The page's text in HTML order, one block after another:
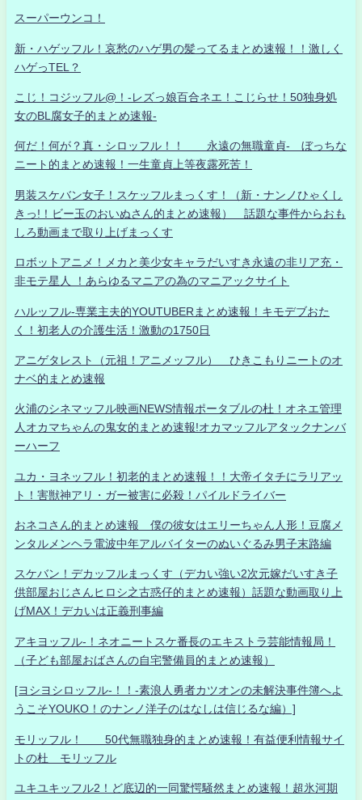
スーパーウンコ！
新・ハゲッフル！哀愁のハゲ男の髪ってるまとめ速報！！激しく
ハゲっTEL？
こじ！コジッフル@！-レズっ娘百合ネエ！こじらせ！50独身処
女のBL腐女子的まとめ速報-
何だ！何が？真・シロッフル！！ 永遠の無職童貞- ぼっちな
ニート的まとめ速報！一生童貞上等夜露死苦！
男装スケバン女子！スケッフルまっくす！（新・ナンノひゃくし
きっ!！ビー玉のおいぬさん的まとめ速報） 話題な事件からおも
しろ動画まで取り上げまっくす
ロボットアニメ！メカと美少女キャラだいすき永遠の非リア充・
非モテ星人 ！あらゆるマニアの為のマニアックサイト
ハルッフル-専業主夫的YOUTUBERまとめ速報！キモデブおた
く！初老人の介護生活！激動の1750日
アニゲタレスト（元祖！アニメッフル） ひきこもりニートのオ
ナベ的まとめ速報
火浦のシネマッフル映画NEWS情報ポータブルの杜！オネエ管理
人オカマちゃんの鬼女的まとめ速報!オカマッフルアタックナンバ
ーハーフ
ユカ・ヨネッフル！初老的まとめ速報！！大帝イタチにラリアッ
ト！害獣神アリ・ガー被害に必殺！パイルドライバー
おネコさん的まとめ速報 僕の彼女はエリーちゃん人形！豆腐メ
ンタルメンヘラ電波中年アルバイターのぬいぐるみ男子末路編
スケバン！デカッフルまっくす（デカい強い2次元嫁だいすき子
供部屋おじさんヒロシ之古惑仔的まとめ速報）話題な動画取り上
げMAX！デカいは正義刑事編
アキヨッフル-！ネオニートスケ番長のエキストラ芸能情報局！
（子ども部屋おばさんの自宅警備員的まとめ速報）
[ヨシヨシロッフル-！！-素浪人勇者カツオンの未解決事件簿へよ
うこそYOUKO！のナンノ洋子のはなしは信じるな編）]
モリッフル！ 50代無職独身的まとめ速報！有益便利情報サイ
トの杜 モリッフル
ユキユキッフル2！ど底辺的一同驚愕騒然まとめ速報！超氷河期